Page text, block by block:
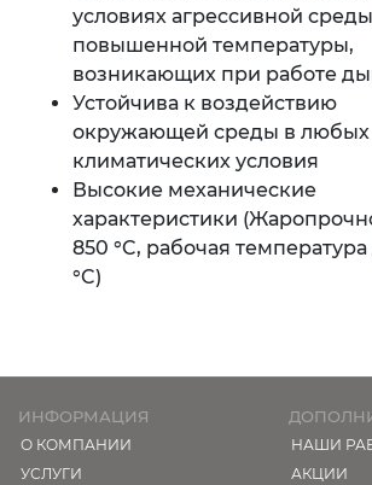
условиях агрессивной
повышенной температуры,
возникающих при работе
Устойчива к воздействию
окружающей среды в любых
климатических условия
Высокие механические
характеристики
850 °C, рабочая температура
°C)
ИНФОРМАЦИЯ
О КОМПАНИИ
УСЛУГИ
НАШИ
АКЦИИ